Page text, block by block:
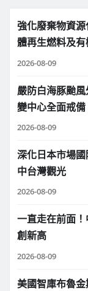
強化廢棄物資
體再生燃料及
2026-08-09
嚴防白海豚颱
變中心全面戒備
2026-08-09
深化日本市場
中台灣觀光
2026-08-09
一直走在前面
創新高
2026-08-09
美國智庫布魯